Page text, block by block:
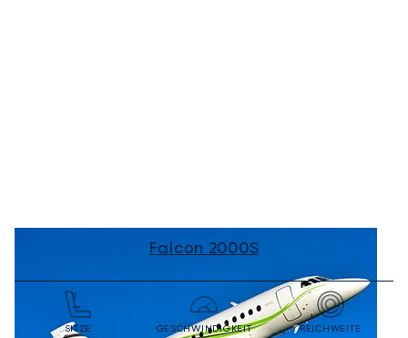
Falcon 2000S
SITZE GESCHWINDIGKEIT REICHWEITE